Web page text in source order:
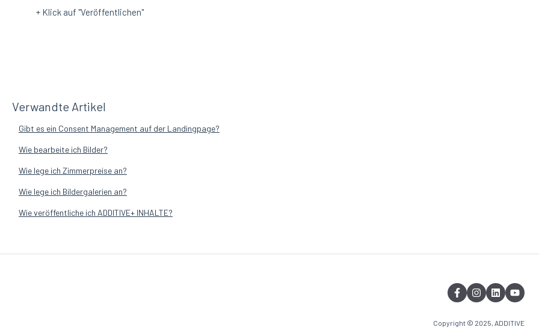
+ Klick auf "Veröffentlichen"
Verwandte Artikel
Gibt es ein Consent Management auf der Landingpage?
Wie bearbeite ich Bilder?
Wie lege ich Zimmerpreise an?
Wie lege ich Bildergalerien an?
Wie veröffentliche ich ADDITIVE+ INHALTE?
Copyright © 2025, ADDITIVE